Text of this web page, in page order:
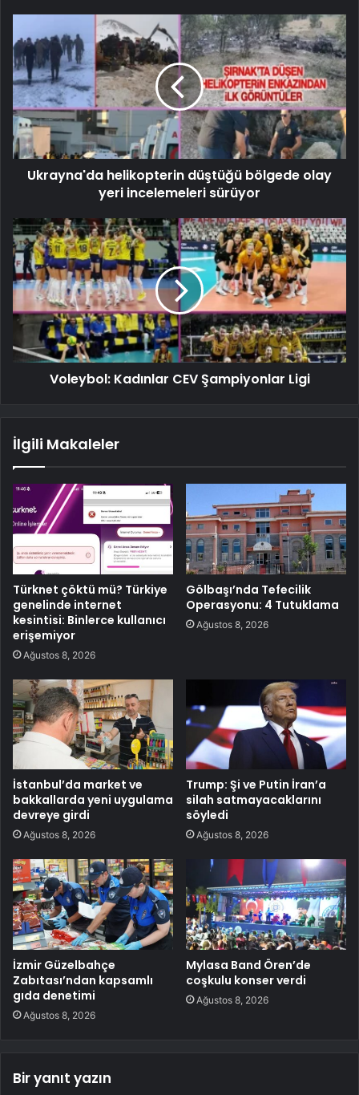
Ukrayna'da helikopterin düştüğü bölgede olay
yeri incelemeleri sürüyor
Voleybol: Kadınlar CEV Şampiyonlar Ligi
İlgili Makaleler
Türknet çöktü mü? Türkiye
genelinde internet
kesintisi: Binlerce kullanıcı
erişemiyor
Ağustos 8, 2026
Gölbaşı’nda Tefecilik
Operasyonu: 4 Tutuklama
Ağustos 8, 2026
İstanbul’da market ve
bakkallarda yeni uygulama
devreye girdi
Ağustos 8, 2026
Trump: Şi ve Putin İran’a
silah satmayacaklarını
söyledi
Ağustos 8, 2026
İzmir Güzelbahçe
Zabıtası’ndan kapsamlı
gıda denetimi
Ağustos 8, 2026
Mylasa Band Ören’de
coşkulu konser verdi
Ağustos 8, 2026
Bir yanıt yazın